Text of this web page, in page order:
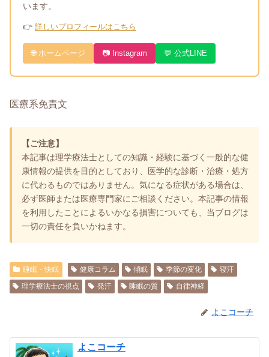
います。
👉 詳しいプロフィールはこちら
🌐 ホームページ 📷 Instagram 💬 公式LINE
医療系免責文
【ご注意】
本記事は理学療法士としての知識・経験に基づく一般的な健
康情報の提供を目的としており、医学的な診断・治療・処方
に代わるものではありません。気になる症状がある場合は、
必ず医師または医療専門家にご相談ください。本記事の情報
を利用したことによるいかなる損害についても、当ブログは
一切の責任を負いかねます。
睡眠・快眠 健康コラム 傾眠 季節の変化
寝汗
理学療法士の視点
発汗 睡眠の質 自律神経
よこコーチ
よこコーチ